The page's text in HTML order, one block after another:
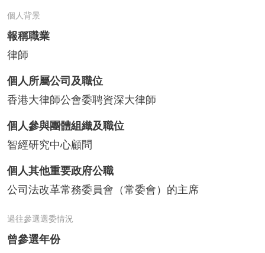
個人背景
報稱職業
律師
個人所屬公司及職位
香港大律師公會委聘資深大律師
個人參與團體組織及職位
智經研究中心顧問
個人其他重要政府公職
公司法改革常務委員會（常委會）的主席
過往參選選委情況
曾參選年份